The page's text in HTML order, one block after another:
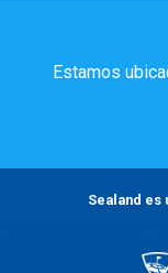
Estamos
Sealand es